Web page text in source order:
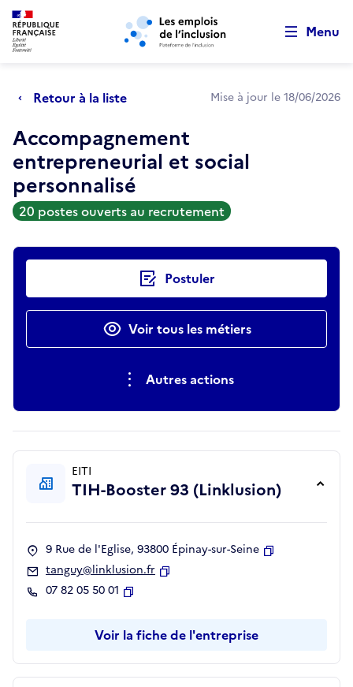
Aller au menu principal Aller au contenu principal
Menu
Retour à la liste Mise à jour le 18/06/2026
Accompagnement
entrepreneurial et social
personnalisé
20 postes ouverts au recrutement
Actions rapides Postuler
Voir tous les métiers
Autres actions
EITI
TIH-Booster 93 (Linklusion)
9 Rue de l'Eglise, 93800 Épinay-sur-Seine
tanguy@linklusion.fr
07 82 05 50 01
Voir la fiche de l'entreprise
Retour au début de la page
Panneau de gestion des cookies